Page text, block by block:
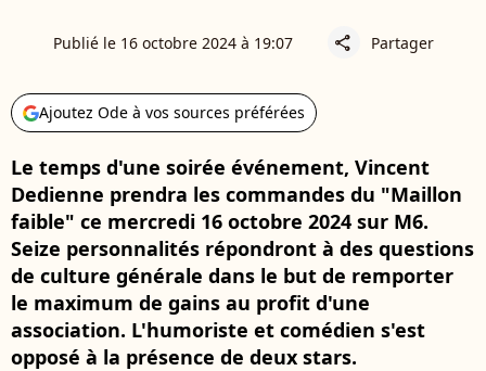
Publié le 16 octobre 2024 à 19:07 share Partager
Ajoutez Ode à vos sources préférées
Le temps d'une soirée événement, Vincent
Dedienne prendra les commandes du "Maillon
faible" ce mercredi 16 octobre 2024 sur M6.
Seize personnalités répondront à des questions
de culture générale dans le but de remporter
le maximum de gains au profit d'une
association. L'humoriste et comédien s'est
opposé à la présence de deux stars.